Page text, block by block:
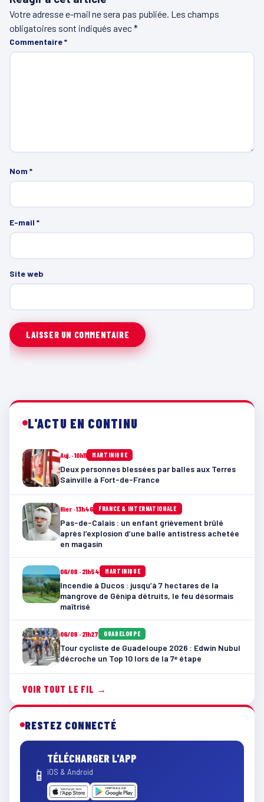
Votre adresse e-mail ne sera pas publiée. Les champs
obligatoires sont indiqués avec*
Commentaire*
Nom *
E-mail *
Site web
L'ACTU EN CONTINU
Auj. · 10h11 MARTINIQUE
Deux personnes blessées par balles aux Terres
Sainville à Fort-de-France
Hier · 13h46 FRANCE & INTERNATIONALE
Pas-de-Calais : un enfant grièvement brûlé
après l’explosion d’une balle antistress achetée
en magasin
06/08 · 21h54 MARTINIQUE
Incendie à Ducos : jusqu’à 7 hectares de la
mangrove de Génipa détruits, le feu désormais
maîtrisé
06/08 · 21h27 GUADELOUPE
Tour cycliste de Guadeloupe 2026 : Edwin Nubul
décroche un Top 10 lors de la 7ᵉ étape
VOIR TOUT LE FIL →
RESTEZ CONNECTÉ
📱
TÉLÉCHARGER L'APP
iOS & Android